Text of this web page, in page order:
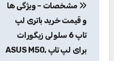
نوشته
مشخصات – ویژگی ها
و قیمت خرید باتری لپ
تاپ 6 سلولی زیگورات
برای لپ تاپ ASUS M50,